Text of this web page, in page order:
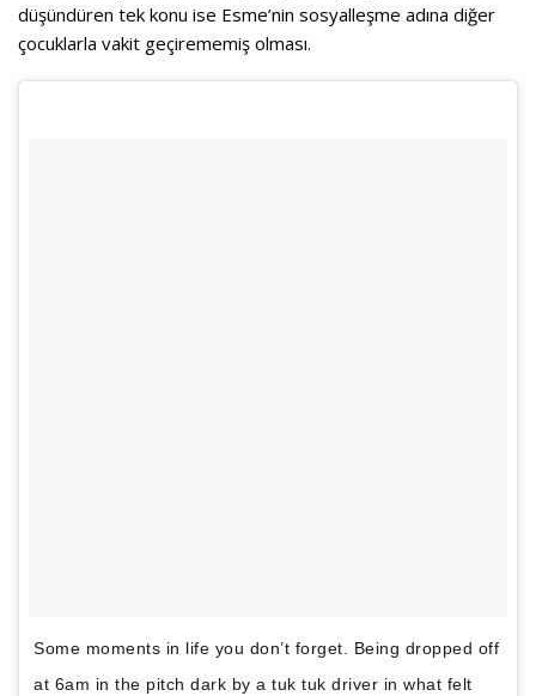
düşündüren tek konu ise Esme’nin sosyalleşme adına diğer
çocuklarla vakit geçirememiş olması.
Some moments in life you don’t forget. Being dropped off
at 6am in the pitch dark by a tuk tuk driver in what felt